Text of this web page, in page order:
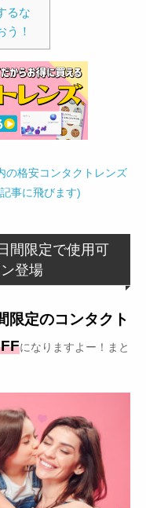
るな
う！
の格安コンタクトレンズ
事に飛びます)
間限定で使用可
登場
限定のコンタクト
になりますよー！まと